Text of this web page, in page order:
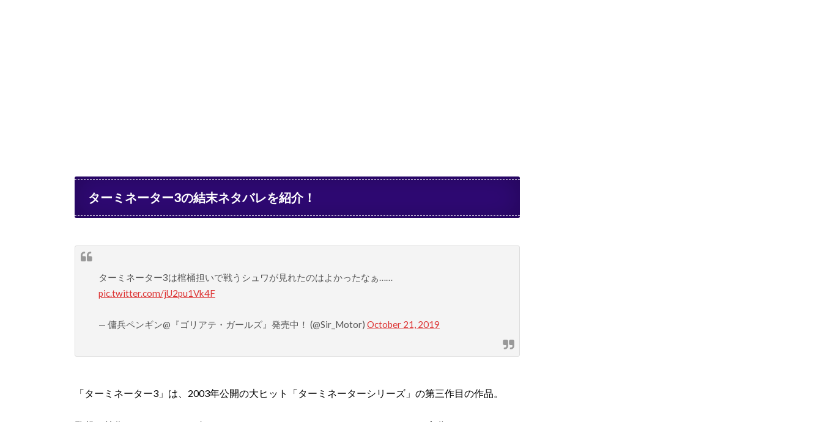
ターミネーター3の結末ネタバレを紹介！
ターミネーター3は棺桶担いで戦うシュワが見れたのはよかったなぁ……
pic.twitter.com/jU2pu1Vk4F
— 傭兵ペンギン@『ゴリアテ・ガールズ』発売中！ (@Sir_Motor) October 21, 2019
「ターミネーター3」は、2003年公開の大ヒット「ターミネーターシリーズ」の第三作目の作品。